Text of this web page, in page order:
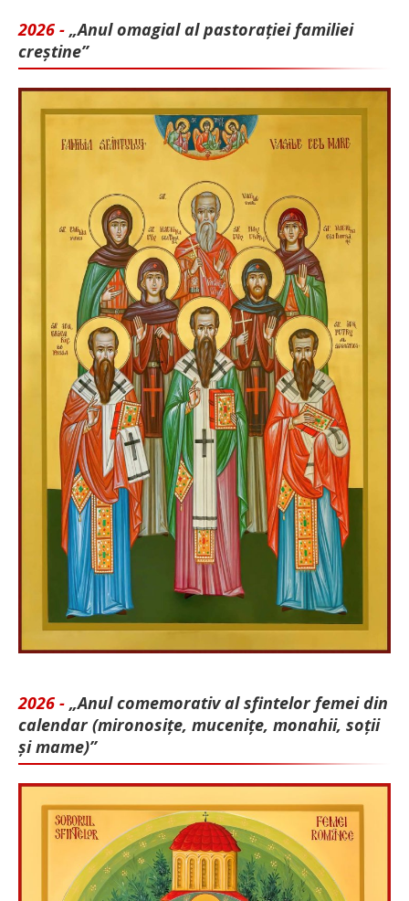
2026 - „Anul omagial al pastorației familiei
creștine”
2026 - „Anul comemorativ al sfintelor femei din
calendar (mironosițe, mu­cenițe, monahii, soții
și mame)”